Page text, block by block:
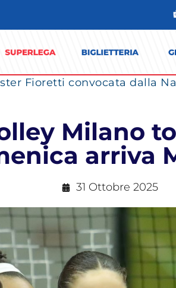
Fioretti convocata dalla
Milano
arriva
31 Ottobre 2025